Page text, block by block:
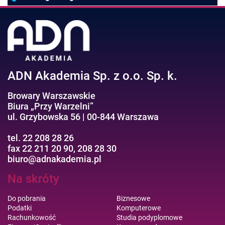
Efektywność osobista//Wellbeing
ADN Akademia Sp. z o.o. Sp. k.
Browary Warszawskie
Biura „Przy Warzelni”
ul. Grzybowska 56 | 00-844 Warszawa
tel. 22 208 28 26
fax 22 211 20 90, 208 28 30
biuro@adnakademia.pl
Na skróty
Do pobrania
Podatki
Rachunkowość
Biznesowe
Komputerowe
Studia podyplomowe